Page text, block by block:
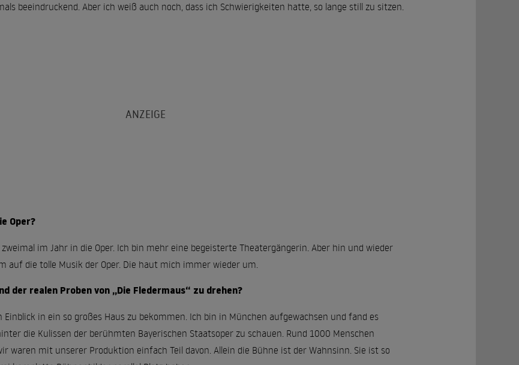
beeindruckend. Aber ich weiß auch noch, dass ich Schwierigkeiten hatte, so lange still zu sitzen.
Oper?
im Jahr in die Oper. Ich bin mehr eine begeisterte Theatergängerin. Aber hin und wieder
auf die tolle Musik der Oper. Die haut mich immer wieder um.
der realen Proben von „Die Fledermaus“ zu drehen?
Einblick in ein so großes Haus zu bekommen. Ich bin in München aufgewachsen und fand es
die Kulissen der berühmten Bayerischen Staatsoper zu schauen. Rund 1000 Menschen
waren mit unserer Produktion einfach Teil davon. Allein die Bühne ist der Wahnsinn. Sie ist so